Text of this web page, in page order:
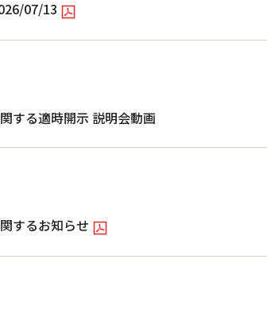
07/13
する適時開示 説明会動画
するお知らせ